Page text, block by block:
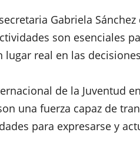
Gabriela
son esenciales
lugar real en las
de la Juventud
una fuerza capaz de
para expresarse y